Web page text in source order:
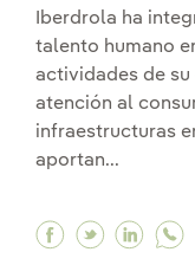
Iberdrola ha
talento humano
actividades de
atención al
infraestructuras
aportan...
Facebook
Twitter